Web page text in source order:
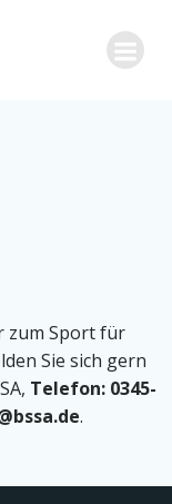
zum Sport für
Sie sich gern
Telefon: 0345-
.